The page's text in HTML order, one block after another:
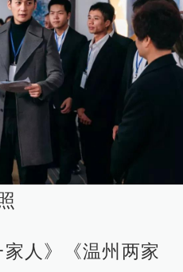
人》《温州两家